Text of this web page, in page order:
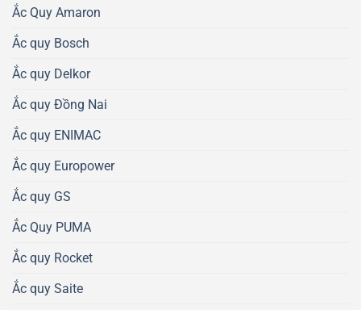
Ắc Quy Amaron
Ắc quy Bosch
Ắc quy Delkor
Ắc quy Đồng Nai
Ắc quy ENIMAC
Ắc quy Europower
Ắc quy GS
Ắc Quy PUMA
Ắc quy Rocket
Ắc quy Saite